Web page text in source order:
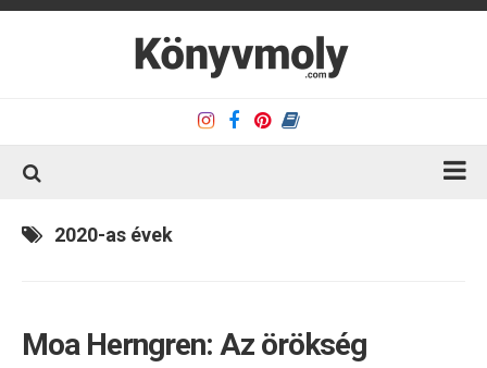
Kapcsolat
2020-as évek
Moa Herngren: Az örökség